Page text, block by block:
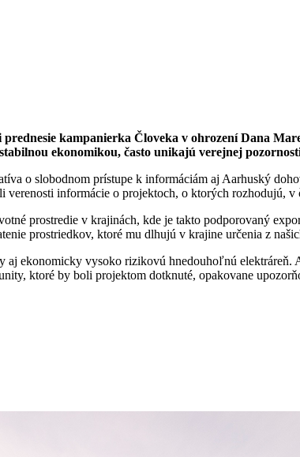
kampanierka Človeka v ohrození Dana
ekonomikou, často unikajú verejnej
o slobodnom prístupe k informáciám aj Aarhuský
informácie o projektoch, o ktorých rozhodujú, v
prostredie v krajinách, kde je takto podporovaný
prostriedkov, ktoré mu dlhujú v krajine určenia z
ekonomicky vysoko rizikovú hnedouhoľnú elektráreň.
ktoré by boli projektom dotknuté, opakovane